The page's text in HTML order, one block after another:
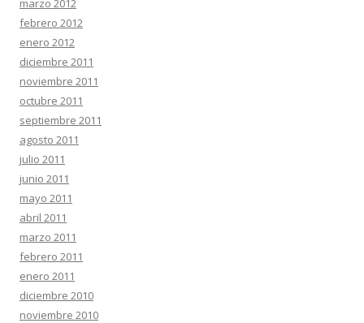
marzo 2012
febrero 2012
enero 2012
diciembre 2011
noviembre 2011
octubre 2011
septiembre 2011
agosto 2011
julio 2011
junio 2011
mayo 2011
abril 2011
marzo 2011
febrero 2011
enero 2011
diciembre 2010
noviembre 2010